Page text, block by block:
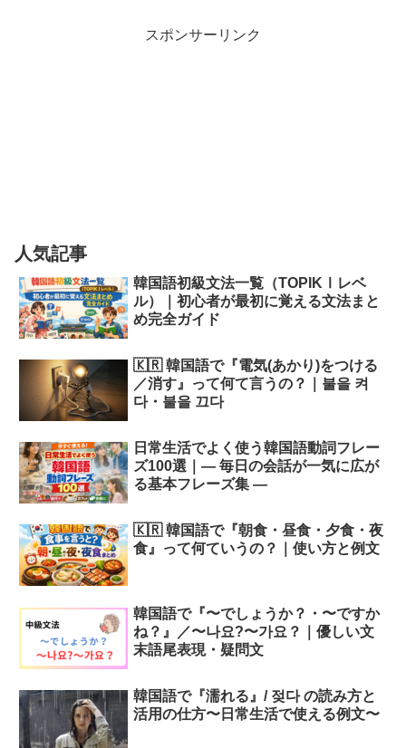
スポンサーリンク
人気記事
韓国語初級文法一覧（TOPIKⅠレベ
ル）｜初心者が最初に覚える文法まと
め完全ガイド
🇰🇷 韓国語で『電気(あかり)をつける
／消す』って何て言うの？｜불을 켜
다・불을 끄다
日常生活でよく使う韓国語動詞フレー
ズ100選｜― 毎日の会話が一気に広が
る基本フレーズ集 ―
🇰🇷 韓国語で『朝食・昼食・夕食・夜
食』って何ていうの？｜使い方と例文
韓国語で『〜でしょうか？・〜ですか
ね？』／〜나요?〜가요？｜優しい文
末語尾表現・疑問文
韓国語で『濡れる』/ 젖다 の読み方と
活用の仕方〜日常生活で使える例文〜